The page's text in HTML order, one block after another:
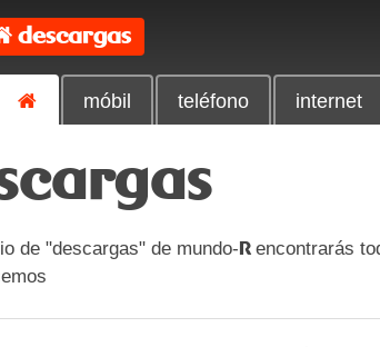
descargas
móbil teléfono internet
de "descargas" de mundo- Rencontrarás